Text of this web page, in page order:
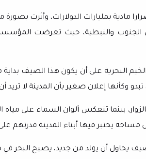
مادية بمليارات الدولارات، وأثرت
الجنوب والنبطية، حيث تعرضت
البحرية على أن يكون هذا الصيف
وكأنها إعلان صغير بأن المدينة لا تريد
بينما تنعكس ألوان السماء على مياه
مساحة يختبر فيها أبناء المدينة قدرتهم
يحاول أن يولد من جديد، يصبح البحر